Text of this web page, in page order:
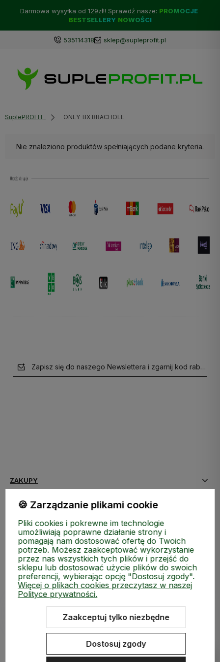
Darmowa wysyłka od 129zł!! Sprawdź nasze: PROMOCJE
BESTSELLERY NOWOŚCI
535114318 sklep@supleprofit.pl
SuplePROFIT ONLY-BX BRACHOLE
Nie znaleziono produktów spełniających podane kryteria.
Zapisz się do naszego Newslettera i zgarnij kod
ZAKUPY
MEDIA SPOŁECZNOŚCIOWE
MOJE KONTO
INFORMACJE
Sklep internetowy Shoper.pl Szablon Shoper Modern 3.0™
🍪 Zarządzanie plikami cookie
Pliki cookies i pokrewne im technologie
umożliwiają poprawne działanie strony i
pomagają nam dostosować ofertę do Twoich
potrzeb. Możesz zaakceptować wykorzystanie
przez nas wszystkich tych plików i przejść do
sklepu lub dostosować użycie plików do swoich
preferencji, wybierając opcję "Dostosuj zgody".
Więcej o plikach cookies przeczytasz w naszej
Polityce prywatności.
Zaakceptuj tylko niezbędne
Dostosuj zgody